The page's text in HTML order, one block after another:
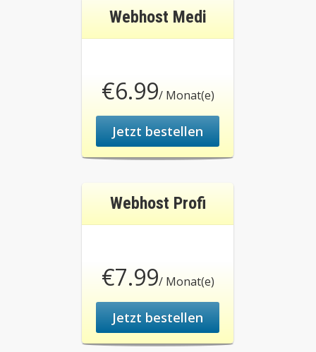
Webhost Medi
€6.99/ Monat(e)
Jetzt bestellen
Webhost Profi
€7.99/ Monat(e)
Jetzt bestellen